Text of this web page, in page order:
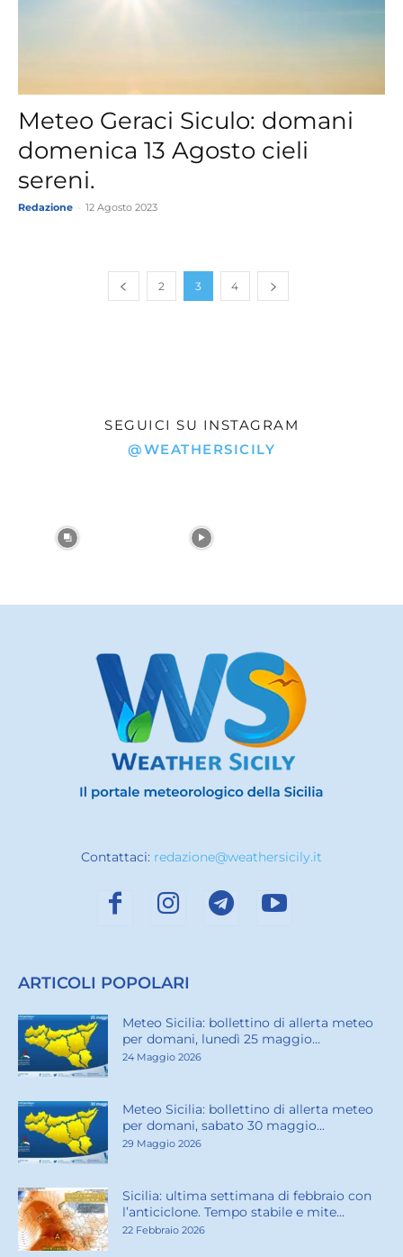
Meteo Geraci Siculo: domani
domenica 13 Agosto cieli
sereni.
Redazione 12 Agosto 2023
2 3 4
SEGUICI SU INSTAGRAM
@WEATHERSICILY
Contattaci: redazione@weathersicily.it
ARTICOLI POPOLARI
Meteo Sicilia: bollettino di allerta meteo
per domani, lunedì 25 maggio...
24 Maggio 2026
Meteo Sicilia: bollettino di allerta meteo
per domani, sabato 30 maggio...
29 Maggio 2026
Sicilia: ultima settimana di febbraio con
l’anticiclone. Tempo stabile e mite...
22 Febbraio 2026